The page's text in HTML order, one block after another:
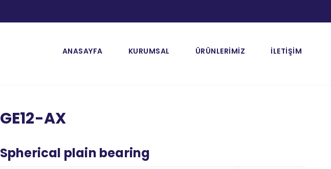
ANASAYFA KURUMSAL ÜRÜNLERİMİZ İLETİŞİM
GE12-AX
Spherical plain bearing